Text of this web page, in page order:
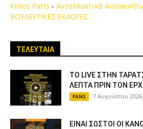
Kritos Parts - Ανταλλακτικά
ΒΟΥΛΕΥΤΙΚΕΣ ΕΚΛΟΓΕΣ
ΤΕΛΕΥΤΑΙΑ
ΤΟ LIVE ΣΤΗΝ
ΛΕΠΤΑ ΠΡΙΝ ΤΟΝ
FANS 7 Αυγούστου 2026
ΕΙΝΑΙ ΣΩΣΤΟΙ ΟΙ